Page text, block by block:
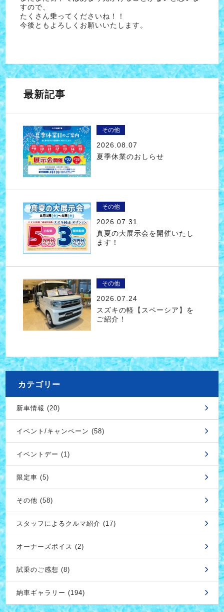
すので、
たくさん乗ってくださいね！！
今後ともよろしくお願いいたします。
最新記事
その他
2026.08.07
夏季休業のおしらせ
その他
2026.07.31
真夏の大展示会を開催いたし
ます！
その他
2026.07.24
スズキの軽【スペーシア】を
ご紹介！
カテゴリー
新車情報 (20)
イベント/キャンペーン (58)
イベントデー (1)
限定車 (5)
その他 (58)
スタッフによるクルマ紹介 (17)
オーナーズボイス (2)
試乗のご感想 (8)
納車ギャラリー (194)